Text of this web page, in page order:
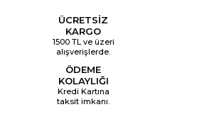
ÜCRETSİZ
KARGO
1500 TL ve üzeri
alışverişlerde.
ÖDEME
KOLAYLIĞI
Kredi Kartına
taksit imkanı.